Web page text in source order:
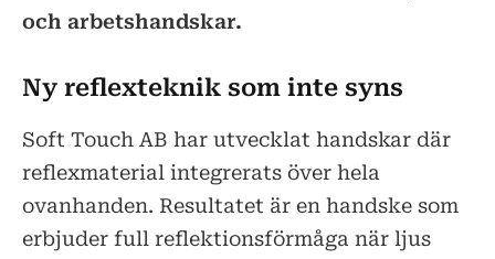
och arbetshandskar.
Ny reflexteknik som inte syns
Soft Touch AB har utvecklat handskar där
reflexmaterial integrerats över hela
ovanhanden. Resultatet är en handske som
erbjuder full reflektionsförmåga när ljus